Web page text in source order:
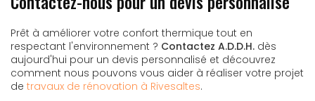
Prêt à améliorer votre confort thermique tout en
respectant l'environnement ? Contactez A.D.D.H. dès
aujourd'hui pour un devis personnalisé et découvrez
comment nous pouvons vous aider à réaliser votre projet
de travaux de rénovation à Rivesaltes.